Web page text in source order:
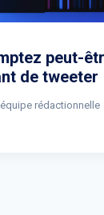
peut-
de tweeter
rédactionnelle